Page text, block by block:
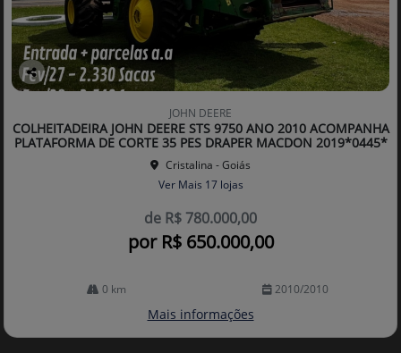
Co
arti
lhe
JOHN DEERE
COLHEITADEIRA JOHN DEERE STS 9750 ANO 2010 ACOMPANHA
PLATAFORMA DE CORTE 35 PES DRAPER MACDON 2019*0445*
Cristalina - Goiás
Ver Mais 17 lojas
de R$ 780.000,00
por R$ 650.000,00
0 km 2010/2010
Mais informações